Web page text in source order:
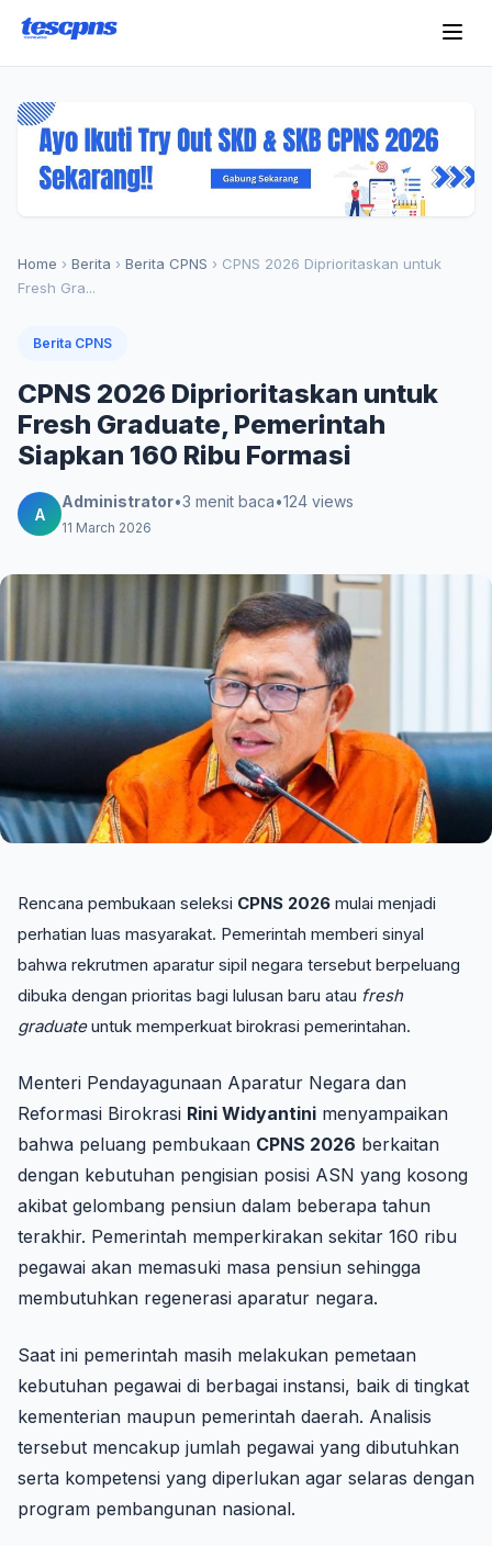
Home › Berita › Berita CPNS › CPNS 2026 Diprioritaskan untuk
Fresh Gra...
Berita CPNS
CPNS 2026 Diprioritaskan untuk
Fresh Graduate, Pemerintah
Siapkan 160 Ribu Formasi
A
Administrator
11 March 2026
•3 menit baca•124 views
Rencana pembukaan seleksi CPNS 2026 mulai menjadi
perhatian luas masyarakat. Pemerintah memberi sinyal
bahwa rekrutmen aparatur sipil negara tersebut berpeluang
dibuka dengan prioritas bagi lulusan baru atau fresh
graduateuntuk memperkuat birokrasi pemerintahan.
Menteri Pendayagunaan Aparatur Negara dan
Reformasi Birokrasi Rini Widyantini menyampaikan
bahwa peluang pembukaan CPNS 2026 berkaitan
dengan kebutuhan pengisian posisi ASN yang kosong
akibat gelombang pensiun dalam beberapa tahun
terakhir. Pemerintah memperkirakan sekitar 160 ribu
pegawai akan memasuki masa pensiun sehingga
membutuhkan regenerasi aparatur negara.
Saat ini pemerintah masih melakukan pemetaan
kebutuhan pegawai di berbagai instansi, baik di tingkat
kementerian maupun pemerintah daerah. Analisis
tersebut mencakup jumlah pegawai yang dibutuhkan
serta kompetensi yang diperlukan agar selaras dengan
program pembangunan nasional.